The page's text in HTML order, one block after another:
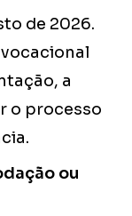
de 2026.
a
o processo
ou